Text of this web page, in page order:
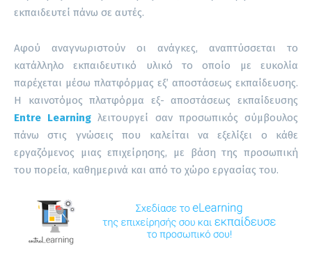
εκπαιδευτεί πάνω σε αυτές.
Αφού αναγνωριστούν οι ανάγκες, αναπτύσσεται το
κατάλληλο εκπαιδευτικό υλικό το οποίο με ευκολία
παρέχεται μέσω πλατφόρμας εξ’ αποστάσεως εκπαίδευσης.
Η καινοτόμος πλατφόρμα εξ- αποστάσεως εκπαίδευσης
Entre Learning λειτουργεί σαν προσωπικός σύμβουλος
πάνω στις γνώσεις που καλείται να εξελίξει ο κάθε
εργαζόμενος μιας επιχείρησης, με βάση της προσωπική
του πορεία, καθημερινά και από το χώρο εργασίας του.